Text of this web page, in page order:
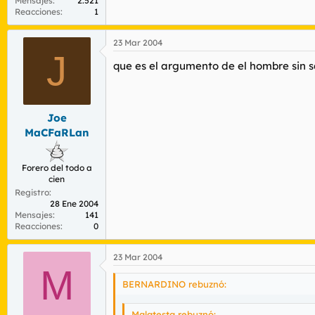
Reacciones
1
J
Joe
MaCFaRLan
Forero del todo a
cien
Registro
28 Ene 2004
Mensajes
141
Reacciones
0
23 Mar 2004
que es el argumento de el hombre sin
M
23 Mar 2004
BERNARDINO rebuznó: